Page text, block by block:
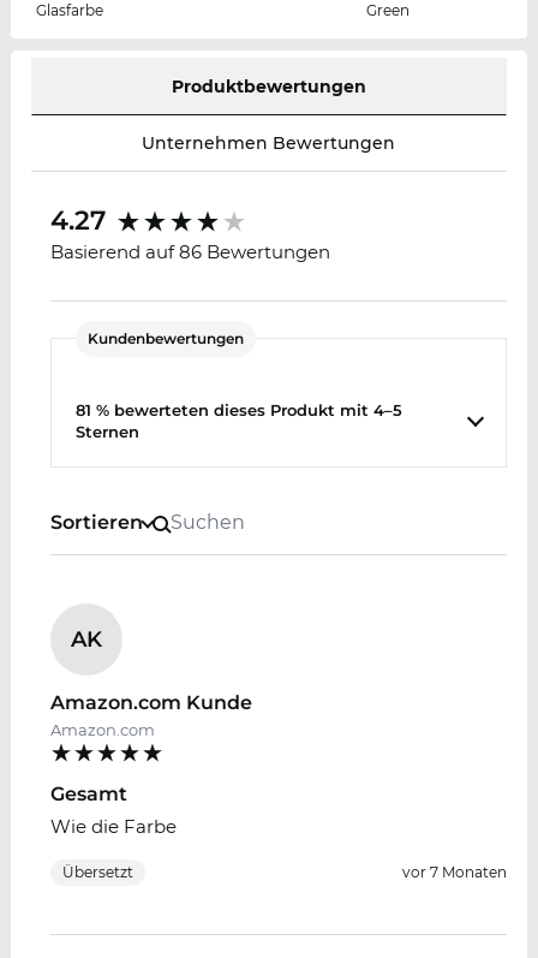
Glasfarbe
Green
Produktbewertungen
Unternehmen Bewertungen
4.27
Basierend auf 86 Bewertungen
Kundenbewertungen
81 % bewerteten dieses Produkt mit 4–5
Sternen
Sortieren
AK
Amazon.com Kunde
Amazon.com
Gesamt
Wie die Farbe
Übersetzt vor 7 Monaten